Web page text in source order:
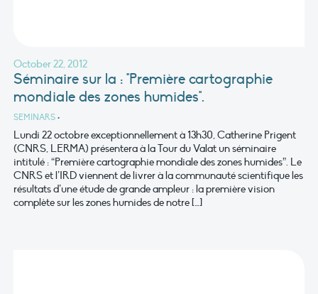
October 22, 2012
Séminaire sur la : "Première cartographie
mondiale des zones humides".
SEMINARS •
Lundi 22 octobre exceptionnellement à 13h30, Catherine Prigent
(CNRS, LERMA) présentera à la Tour du Valat un séminaire
intitulé : “Première cartographie mondiale des zones humides”. Le
CNRS et l’IRD viennent de livrer à la communauté scientifique les
résultats d’une étude de grande ampleur : la première vision
complète sur les zones humides de notre […]